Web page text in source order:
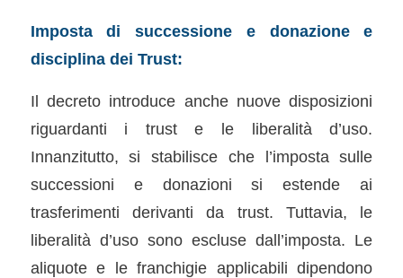
Imposta di successione e donazione e
disciplina dei Trust:
Il decreto introduce anche nuove disposizioni
riguardanti i trust e le liberalità d’uso.
Innanzitutto, si stabilisce che l’imposta sulle
successioni e donazioni si estende ai
trasferimenti derivanti da trust. Tuttavia, le
liberalità d’uso sono escluse dall’imposta. Le
aliquote e le franchigie applicabili dipendono